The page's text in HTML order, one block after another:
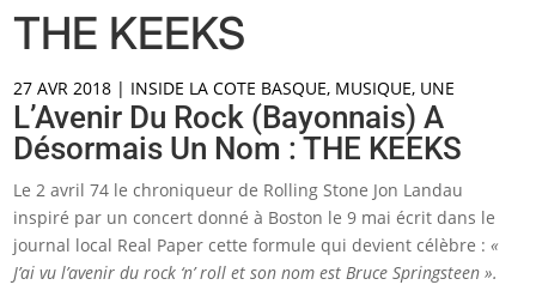
THE KEEKS
27 AVR 2018 | INSIDE LA COTE BASQUE, MUSIQUE, UNE
L’Avenir Du Rock (bayonnais) A
Désormais Un Nom : THE KEEKS
Le 2 avril 74 le chroniqueur de Rolling Stone Jon Landau
inspiré par un concert donné à Boston le 9 mai écrit dans le
journal local Real Paper cette formule qui devient célèbre : «
J’ai vu l’avenir du rock ‘n’ roll et son nom est Bruce Springsteen ».